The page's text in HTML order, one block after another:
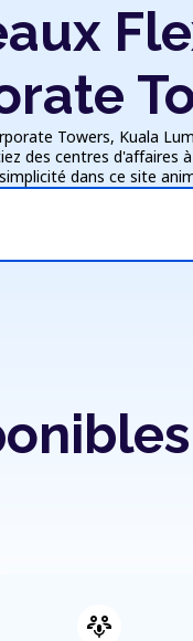
Towers, Kuala
des centres
dans ce site
adaptive_audio_mic